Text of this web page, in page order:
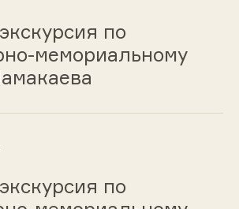
по
мемориальному
по